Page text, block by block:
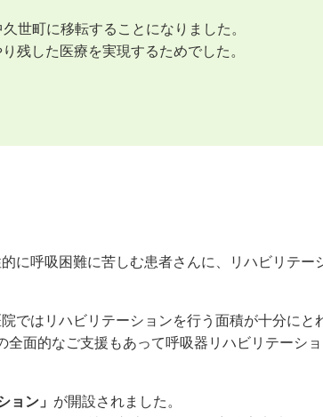
世町に移転することになりました。
残した医療を実現するためでした。
に呼吸困難に苦しむ患者さんに、リハビリテ
ではリハビリテーションを行う面積が十分にと
面的なご支援もあって呼吸器リハビリテーシ
ョン」 が開設されました。